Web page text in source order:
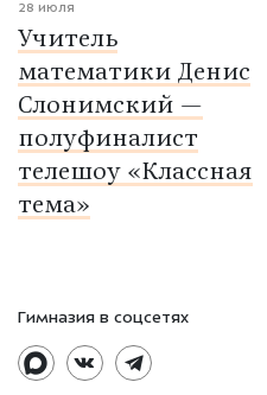
28 июля
Учитель
математики Денис
Слонимский —
полуфиналист
телешоу «Классная
тема»
Гимназия в соцсетях